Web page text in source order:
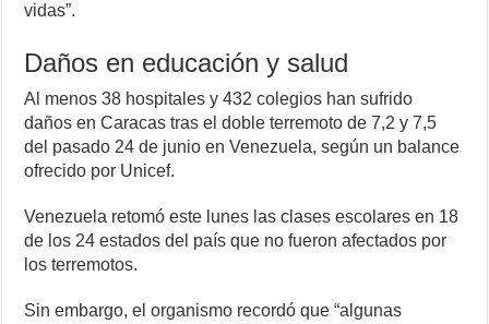
vidas”.
Daños en educación y salud
Al menos 38 hospitales y 432 colegios han sufrido
daños en Caracas tras el doble terremoto de 7,2 y 7,5
del pasado 24 de junio en Venezuela, según un balance
ofrecido por Unicef.
Venezuela retomó este lunes las clases escolares en 18
de los 24 estados del país que no fueron afectados por
los terremotos.
Sin embargo, el organismo recordó que “algunas